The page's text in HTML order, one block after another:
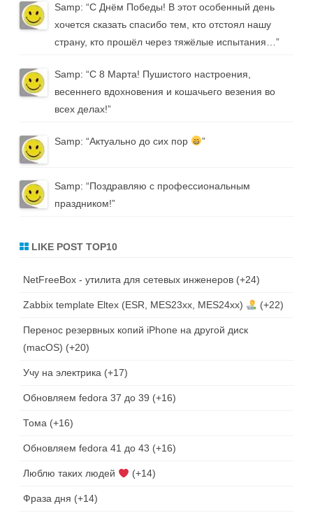
Samp: “С Днём Победы! В этот особенный день
хочется сказать спасибо тем, кто отстоял нашу
страну, кто прошёл через тяжёлые испытания… ”
Samp: “С 8 Марта! Пушистого настроения,
весеннего вдохновения и кошачьего везения во
всех делах!”
Samp: “Актуально до сих пор ”
Samp: “Поздравляю с профессиональным
праздником!”
LIKE POST TOP10
NetFreeBox - утилита для сетевых инженеров +24
Zabbix template Eltex (ESR, MES23xx, MES24xx) +22
Перенос резервных копий iPhone на другой диск
(macOS)
+20
Учу на электрика +17
Обновляем fedora 37 до 39 +16
Тома +16
Обновляем fedora 41 до 43 +16
Люблю таких людей +14
Фраза дня +14